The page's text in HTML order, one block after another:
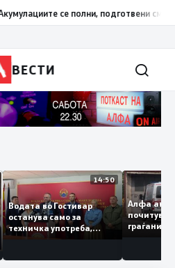
се полни, подготвени сме за
ВЕСТИ
14:50
Водата во Гостивар
останува само за
техничка употреба,
контролите ќе се засилат
Алфа